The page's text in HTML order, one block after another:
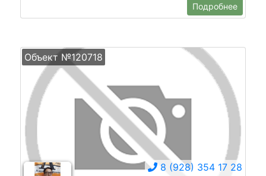
Подробнее
Объект №120718
8 (928) 354 17 28